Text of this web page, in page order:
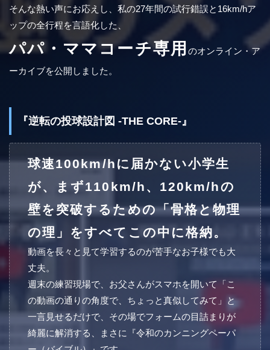
そんな熱い声にお応えし、私の27年間の試行錯誤と16km/hア
ップの全行程を言語化した、
パパ・ママコーチ専用 のオンライン・ア
ーカイブを公開しました。
『逆転の投球設計図 -THE CORE-』
球速100km/hに届かない小学生
が、まず110km/h、120km/hの
壁を突破するための「骨格と物理
の理」をすべてこの中に格納。
動画を長々と見て学習するのが苦手なお子様でも大
丈夫。
週末の練習現場で、お父さんがスマホを開いて「こ
の動画の通りの角度で、ちょっと真似してみて」と
一言見せるだけで、その場でフォームの目詰まりが
綺麗に解消する、まさに『令和のカンニングペーパ